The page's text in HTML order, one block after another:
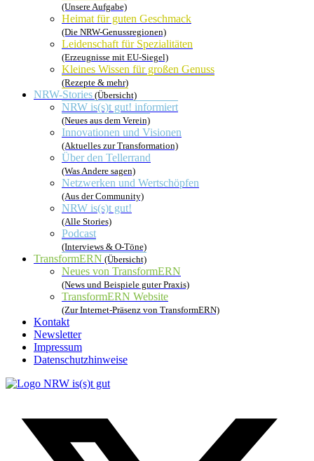
(Unsere Aufgabe)
Heimat für guten Geschmack
(Die NRW-Genussregionen)
Leidenschaft für Spezialitäten
(Erzeugnisse mit EU-Siegel)
Kleines Wissen für großen Genuss
(Rezepte & mehr)
NRW-Stories (Übersicht)
NRW is(s)t gut! informiert
(Neues aus dem Verein)
Innovationen und Visionen
(Aktuelles zur Transformation)
Über den Tellerrand
(Was Andere sagen)
Netzwerken und Wertschöpfen
(Aus der Community)
NRW is(s)t gut!
(Alle Stories)
Podcast
(Interviews & O-Töne)
TransformERN (Übersicht)
Neues von TransformERN
(News und Beispiele guter Praxis)
TransformERN Website
(Zur Internet-Präsenz von TransformERN)
Kontakt
Newsletter
Impressum
Datenschutzhinweise